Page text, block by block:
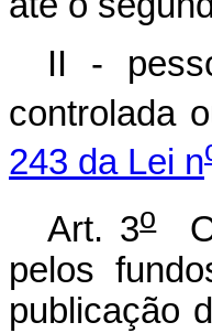
II -
controlada
243 da Lei n
Art. 3o
pelos
publicação